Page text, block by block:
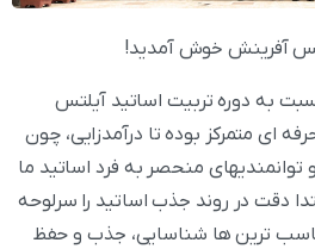
آفرینش خوش آمدید!
به دوره تربیت اساتید آیلتس
ای متمرکز بوده تا درآمدزایی، چون
توانمندیهای منحصر به فرد اساتید ما
دقت در روند جذب اساتید را سرلوحه
ترین ها شناسایی، جذب و حفظ